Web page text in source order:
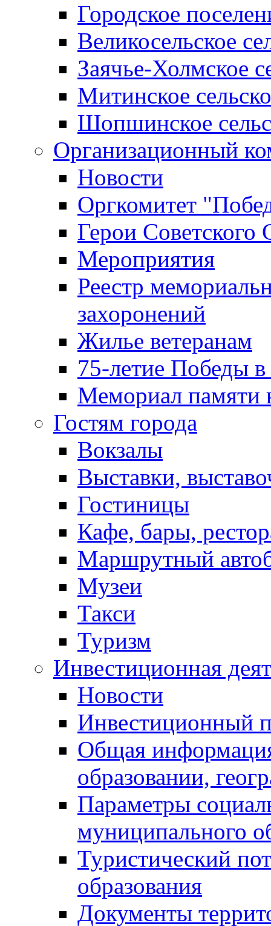
Городское
Великосельское
Заячье-Холмское
Митинское
Шопшинское
Организационный
Новости
Оргкомитет
Герои Советского
Мероприятия
Реестр
захоронений
Жилье ветеранам
75-летие Победы
Мемориал памяти
Гостям города
Вокзалы
Выставки,
Гостиницы
Кафе, бары,
Маршрутный
Музеи
Такси
Туризм
Инвестиционная
Новости
Инвестиционный
Общая
образовании,
Параметры
муниципального
Туристический
образования
Документы